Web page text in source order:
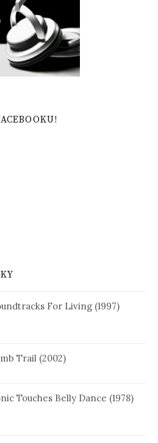
For Living (1997)
Trail (2002)
Touches Belly Dance (1978)